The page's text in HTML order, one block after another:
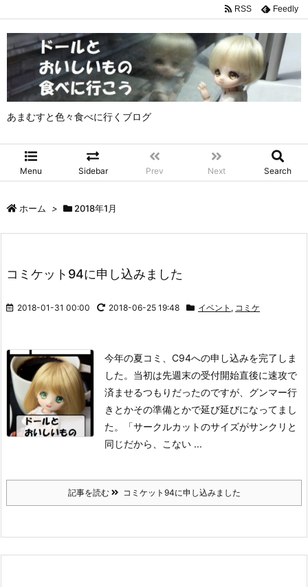
あまむすと色々食べに行くブログ
Menu Sidebar Prev Next Search
RSS Feedly
ホーム > 2018年1月
コミケット94に申し込みました
2018-01-31 00:00 2018-06-25 19:48 イベント , コミケ
今年の夏コミ、C94への申し込みを完了しま
した。当初は先週末の受付開始直後に速攻で
済ませるつもりだったのですが、グンマー行
きとかその準備とかで延び延びになってまし
た。
「サークルカットのサイズがサンクリと
同じだから、こない ...
記事を読む コミケット94に申し込みました